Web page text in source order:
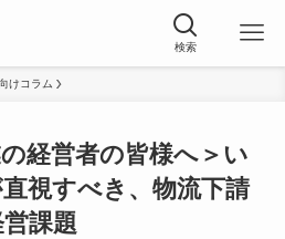
けコラム
経営者の皆様へ＞い
視すべき、物流下請
課題